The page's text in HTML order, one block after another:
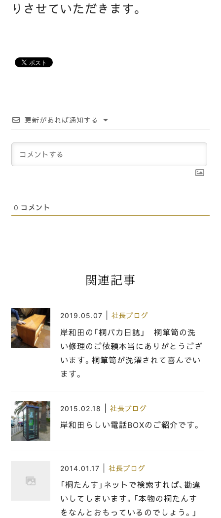
りさせていただきます。
更新があれば通知する
0 コメント
関連記事
2019.05.07 社長ブログ
岸和田の「桐バカ日誌」 桐箪笥の洗
い修理のご依頼本当にありがとうござ
います。桐箪笥が洗濯されて喜んでい
ます。
2015.02.18 社長ブログ
岸和田らしい電話BOXのご紹介です。
2014.01.17 社長ブログ
「桐たんす」ネットで検索すれば、勘違
いしてしまいます。「本物の桐たんす
をなんとおもっているのでしょう。」